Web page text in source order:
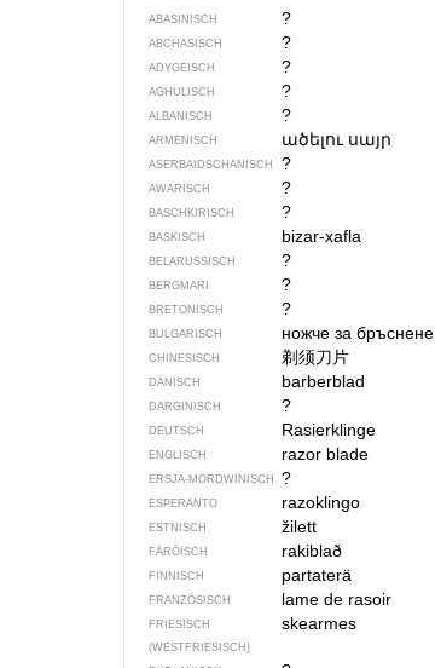
ABASINISCH ?
ABCHASISCH ?
ADYGEISCH ?
AGHULISCH ?
ALBANISCH ?
ARMENISCH ածելու սայր
ASERBAIDSCHANISCH ?
AWARISCH ?
BASCHKIRISCH ?
BASKISCH bizar-xafla
BELARUSSISCH ?
BERGMARI ?
BRETONISCH ?
BULGARISCH ножче за бръснене
CHINESISCH 剃须刀片
DÄNISCH barberblad
DARGINISCH ?
DEUTSCH Rasierklinge
ENGLISCH razor blade
ERSJA-MORDWINISCH ?
ESPERANTO razoklingo
ESTNISCH žilett
FÄRÖISCH rakiblað
FINNISCH partaterä
FRANZÖSISCH lame de rasoir
FRIESISCH
(WESTFRIESISCH)
skearmes